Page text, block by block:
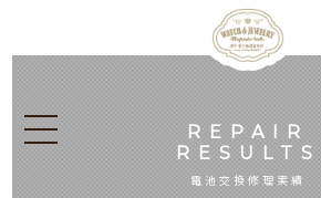
REPAIR
RESULTS
電池交換修理実績